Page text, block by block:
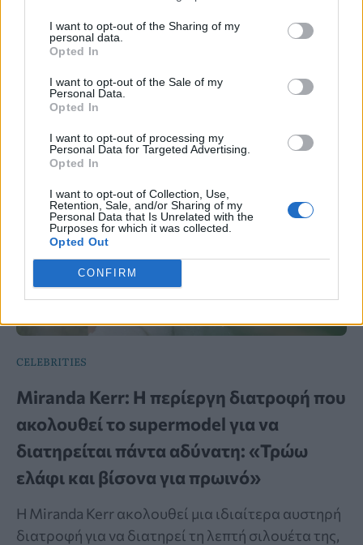
I want to opt-out of the Sharing of my
personal data.
Opted In
I want to opt-out of the Sale of my
Personal Data.
Opted In
I want to opt-out of processing my
Personal Data for Targeted Advertising.
Opted In
I want to opt-out of Collection, Use,
Retention, Sale, and/or Sharing of my
Personal Data that Is Unrelated with the
Purposes for which it was collected.
Opted Out
CONFIRM
Η δυσκολία στο παρκάρισμα μπορεί να είνα ένα
από τα πρώιμα συμπτώματα της άνοιας και να
εμφανιστεί πριν από την απώλεια μνήμης.
CELEBRITIES
Miranda Kerr: Η περίεργη διατροφή που
ακολουθεί το supermodel για να
διατηρείται πάντα αδύνατη: «Τρώω
ελάφι και βίσονα για πρωινό»
Η Miranda Kerr ακολουθεί μια ιδιαίτερα αυστηρή
διατροφή για να διατηρεί τη λεπτή σιλουέτα της,